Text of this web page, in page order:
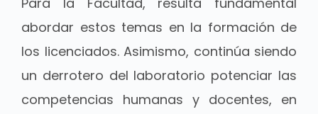
abordar estos temas en la formación de
los licenciados. Asimismo, continúa siendo
un derrotero del laboratorio potenciar las
competencias humanas y docentes, en